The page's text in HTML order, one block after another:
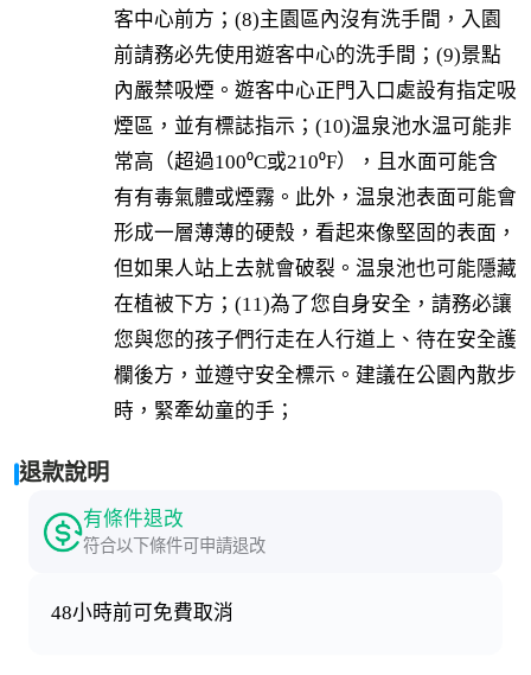
客中心前方；(8)主園區內沒有洗手間，入園
前請務必先使用遊客中心的洗手間；(9)景點
內嚴禁吸煙。遊客中心正門入口處設有指定吸
煙區，並有標誌指示；(10)温泉池水温可能非
常高（超過100⁰C或210⁰F），且水面可能含
有有毒氣體或煙霧。此外，温泉池表面可能會
形成一層薄薄的硬殼，看起來像堅固的表面，
但如果人站上去就會破裂。温泉池也可能隱藏
在植被下方；(11)為了您自身安全，請務必讓
您與您的孩子們行走在人行道上、待在安全護
欄後方，並遵守安全標示。建議在公園內散步
時，緊牽幼童的手；
退款說明
有條件退改
符合以下條件可申請退改
48小時前可免費取消